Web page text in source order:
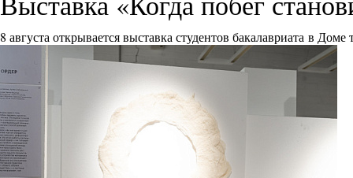
8 августа открывается выставка студентов бакалавриата в